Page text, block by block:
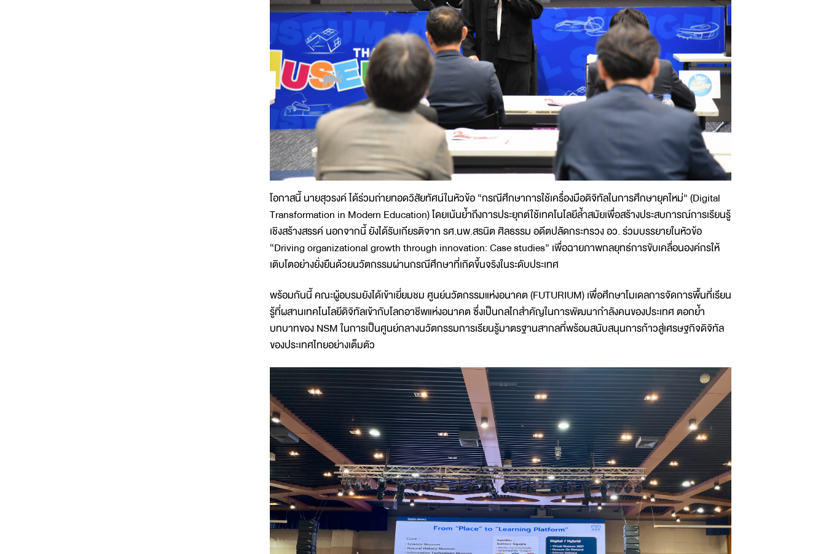
โอกาสนี้ นายสุวรงค์ ได้ร่วมถ่ายทอดวิสัยทัศน์ในหัวข้อ “กรณีศึกษาการใช้เครื่องมือดิจิทัลในการศึกษายุคใหม่” (Digital
Transformation in Modern Education) โดยเน้นย้ำถึงการประยุกต์ใช้เทคโนโลยีล้ำสมัยเพื่อสร้างประสบการณ์การเรียนรู้
เชิงสร้างสรรค์ นอกจากนี้ ยังได้รับเกียรติจาก รศ.นพ.สรนิต ศิลธรรม อดีตปลัดกระทรวง อว. ร่วมบรรยายในหัวข้อ
“Driving organizational growth through innovation: Case studies” เพื่อฉายภาพกลยุทธ์การขับเคลื่อนองค์กรให้
เติบโตอย่างยั่งยืนด้วยนวัตกรรมผ่านกรณีศึกษาที่เกิดขึ้นจริงในระดับประเทศ
พร้อมกันนี้ คณะผู้อบรมยังได้เข้าเยี่ยมชม ศูนย์นวัตกรรมแห่งอนาคต (FUTURIUM) เพื่อศึกษาโมเดลการจัดการพื้นที่เรียน
รู้ที่ผสานเทคโนโลยีดิจิทัลเข้ากับโลกอาชีพแห่งอนาคต ซึ่งเป็นกลไกสำคัญในการพัฒนากำลังคนของประเทศ ตอกย้ำ
บทบาทของ NSM ในการเป็นศูนย์กลางนวัตกรรมการเรียนรู้มาตรฐานสากลที่พร้อมสนับสนุนการก้าวสู่เศรษฐกิจดิจิทัล
ของประเทศไทยอย่างเต็มตัว